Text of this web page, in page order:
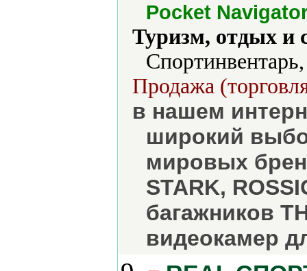
Pocket
Туризм, отдых и
Продажа
в нашем
широкий
мировых
STARK,
багажников
видеокамер